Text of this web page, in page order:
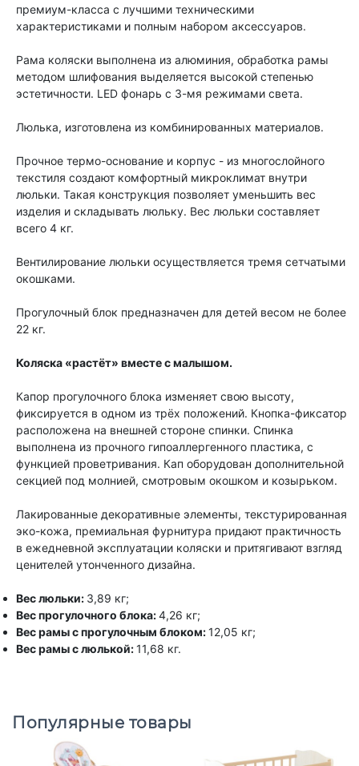
премиум-класса с лучшими техническими
характеристиками и полным набором аксессуаров.
Рама коляски выполнена из алюминия, обработка рамы
методом шлифования выделяется высокой степенью
эстетичности. LED фонарь с 3-мя режимами света.
Люлька, изготовлена из комбинированных материалов.
Прочное термо-основание и корпус - из многослойного
текстиля создают комфортный микроклимат внутри
люльки. Такая конструкция позволяет уменьшить вес
изделия и складывать люльку. Вес люльки составляет
всего 4 кг.
Вентилирование люльки осуществляется тремя сетчатыми
окошками.
Прогулочный блок предназначен для детей весом не более
22 кг.
Коляска «растёт» вместе с малышом.
Капор прогулочного блока изменяет свою высоту,
фиксируется в одном из трёх положений. Кнопка-фиксатор
расположена на внешней стороне спинки. Спинка
выполнена из прочного гипоаллергенного пластика, с
функцией проветривания. Кап оборудован дополнительной
секцией под молнией, смотровым окошком и козырьком.
Лакированные декоративные элементы, текстурированная
эко-кожа, премиальная фурнитура придают практичность
в ежедневной эксплуатации коляски и притягивают взгляд
ценителей утонченного дизайна.
Вес люльки: 3,89 кг;
Вес прогулочного блока:4,26 кг;
Вес рамы с прогулочным блоком:12,05 кг;
Вес рамы с люлькой:11,68 кг.
Популярные товары